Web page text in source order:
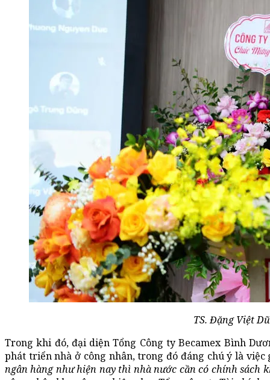
TS. Đặng Việt
Trong khi đó, đại diện Tổng Công ty Becamex Bình
phát triển nhà ở công nhân, trong đó đáng chú ý là
ngân hàng như hiện nay thì nhà nước cần có chính sách